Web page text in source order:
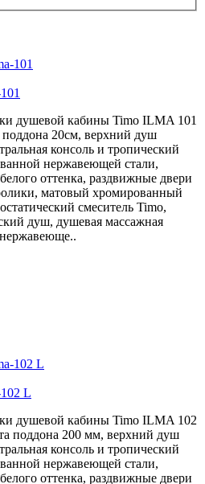
душевой кабины Timo ILMA 101
поддона 20см, верхний душ
консоль и тропический
нержавеющей стали,
оттенка, раздвижные двери
матовый хромированный
смеситель Timo,
душ, душевая массажная
L
душевой кабины Timo ILMA 102
поддона 200 мм, верхний душ
консоль и тропический
нержавеющей стали,
оттенка, раздвижные двери